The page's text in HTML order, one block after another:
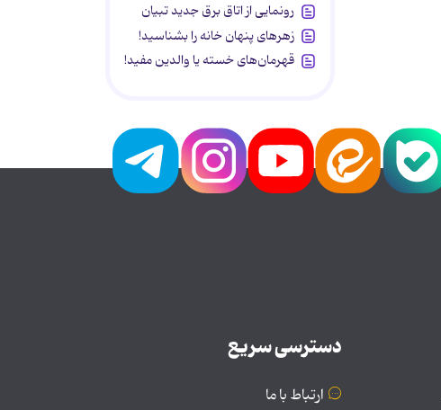
رونمایی از اتاق برق جدید تبیان
زهرهای پنهان خانه را بشناسید!
قهرمان‌های خسته یا والدین مفید!
دسترسی سریع
ارتباط با ما